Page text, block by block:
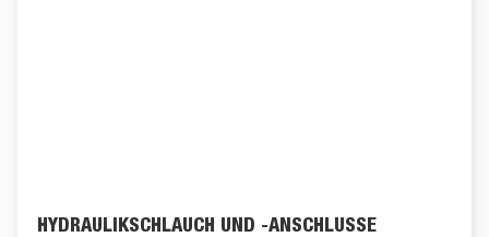
HYDRAULIKSCHLAUCH UND -ANSCHLÜSSE